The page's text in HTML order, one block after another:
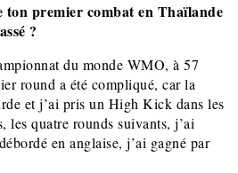
ton premier combat en Thaïlande
?
du monde WMO, à 57
round a été compliqué, car la
et j’ai pris un High Kick dans les
les quatre rounds suivants, j’ai
en anglaise, j’ai gagné par